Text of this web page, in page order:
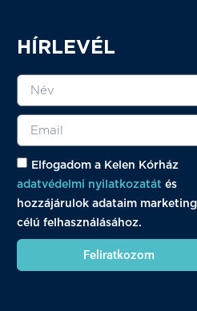
HÍRLEVÉL
Elfogadom a Kelen Kórház
adatvédelmi nyilatkozatát és
hozzájárulok adataim marketing
célú felhasználásához.
Feliratkozom